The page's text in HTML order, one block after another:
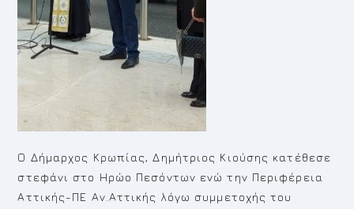
Ο Δήμαρχος Κρωπίας, Δημήτριος Κιούσης κατέθεσε
στεφάνι στο Ηρώο Πεσόντων ενώ την Περιφέρεια
Αττικής-ΠΕ Αν.Αττικής λόγω συμμετοχής του